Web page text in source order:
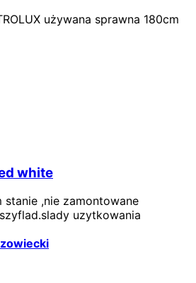
używana sprawna 180cm
white
,nie zamontowane
uzytkowania